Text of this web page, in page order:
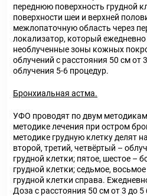
переднюю поверхность грудной
поверхности шеи и верхней
межлопаточную область через
локализатор, который
необлученные зоны кожных
облучений с расстояния 50 см от
облучения 5-6 процедур.
Бронхиальная астма.
УФО проводят по двум
методике лечения при остром
методике грудную клетку делят
второй, третий, четвёртый –
грудной клетки; пятое, шестое –
грудной клетки; седьмое,
грудной клетки справа.
Доза с расстояния 50 см от 3 до 5